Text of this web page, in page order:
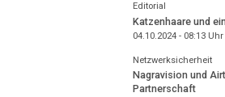
Editorial
Katzenhaare und
04.10.2024 - 08:13Uhr
Netzwerksicherheit
Nagravision und
Partnerschaft